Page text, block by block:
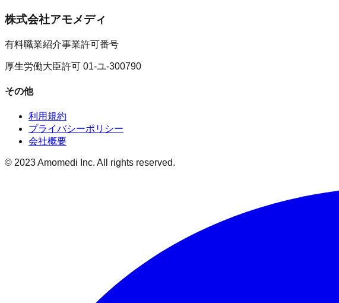
株式会社アモメディ
有料職業紹介事業許可番号
厚生労働大臣許可 01-ユ-300790
その他
利用規約
プライバシーポリシー
会社概要
© 2023 Amomedi Inc. All rights reserved.